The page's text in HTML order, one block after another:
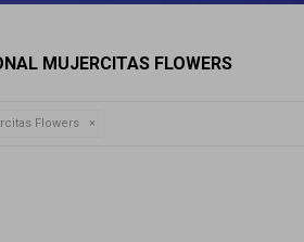
MUJERCITAS FLOWERS
Flowers